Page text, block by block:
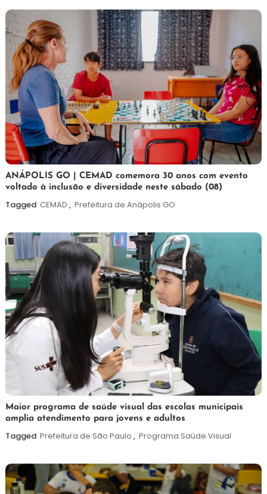
7
de
agosto
Maurilio
ANÁPOLIS GO | CEMAD comemora 30 anos com evento
voltado à inclusão e diversidade neste sábado (08)
Tagged CEMAD , Prefeitura de Anápolis GO
7
de
agosto
Maurilio
Maior programa de saúde visual das escolas municipais
amplia atendimento para jovens e adultos
Tagged Prefeitura de São Paulo , Programa Saúde Visual